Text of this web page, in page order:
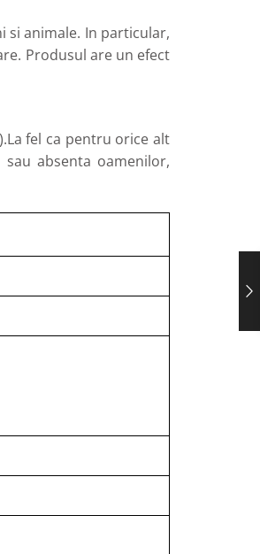
animale. In particular,
Produsul are un efect
fel ca pentru orice alt
absenta oamenilor,